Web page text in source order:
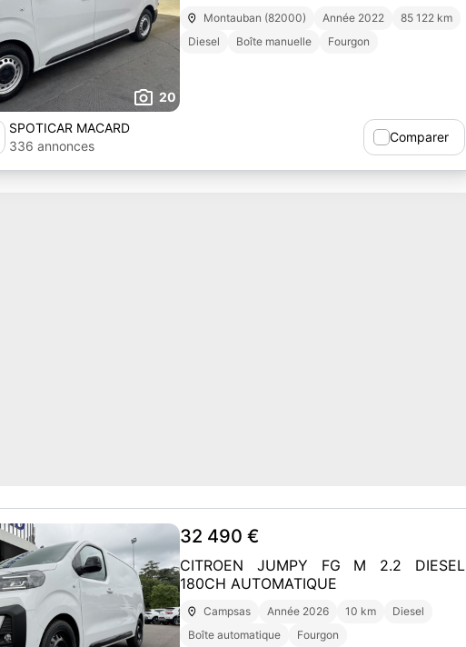
20
Montauban (82000) Année 2022
85 122 km
Diesel
Boîte manuelle Fourgon
SPOTICAR MACARD
336 annonces
Comparer
32 490 €
CITROEN JUMPY FG M 2.2 DIESEL
180CH AUTOMATIQUE
Campsas Année 2026 10 km
Diesel
Boîte automatique
Fourgon